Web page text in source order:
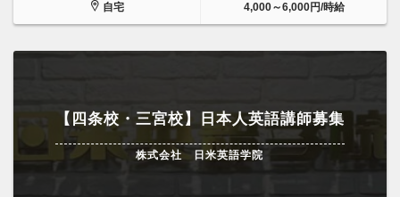
自宅 4,000～6,000円/時給
【四条校・三宮校】日本人英語講師募集
株式会社 日米英語学院